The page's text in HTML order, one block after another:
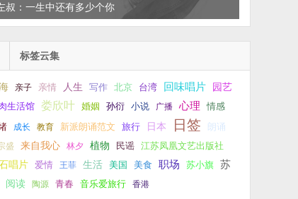
叔：一生中还有多少个你
标签云集
亲子 亲情 人生 写作 北京 台湾 回味唱片 园艺
生活馆 娄欣叶 婚姻 孙衍 小说 广播 心理 情感
成长 教育 新派朗诵范文 旅行 日本 日签 朗诵
盛 来自我心 林夕 植物 民谣
江苏凤凰文艺出版社
唱片
爱情 王菲 生活 美国 美食 职场 苏小旗
苏
阅读 陶源 青春 音乐爱旅行 香港